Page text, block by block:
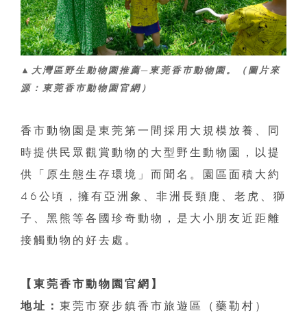
▲大灣區野生動物園推薦─東莞香市動物園。（圖片來
源：東莞香市動物園官網）
香市動物園是東莞第一間採用大規模放養、同
時提供民眾觀賞動物的大型野生動物園，以提
供「原生態生存環境」而聞名。園區面積大約
46公頃，擁有亞洲象、非洲長頸鹿、老虎、獅
子、黑熊等各國珍奇動物，是大小朋友近距離
接觸動物的好去處。
【東莞香市動物園官網】
地址： 東莞市寮步鎮香市旅遊區（藥勒村）